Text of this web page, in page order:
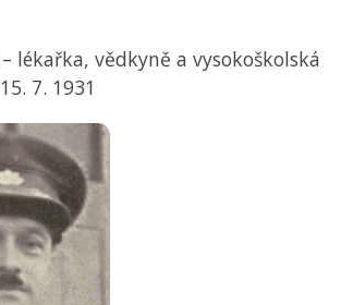
– lékařka, vědkyně a vysokoškolská
15. 7. 1931